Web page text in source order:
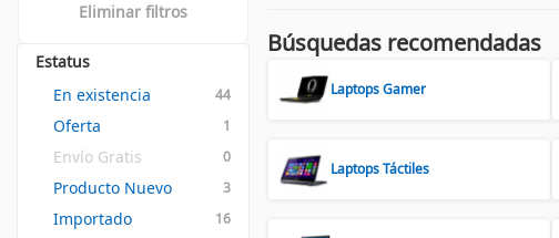
Eliminar filtros
Estatus
En existencia
44
Oferta 1
Envío Gratis 0
Producto Nuevo 3
Importado 16
Búsquedas recomendadas
Laptops Gamer
Laptops Táctiles